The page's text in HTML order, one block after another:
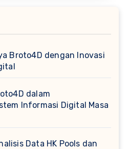
Broto4D dengan Inovasi
dalam
Informasi Digital Masa
Data HK Pools dan